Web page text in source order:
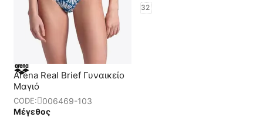
Arena Real Brief Γυναικείο
Μαγιό
CODE:
006469-103
Μέγεθος
32